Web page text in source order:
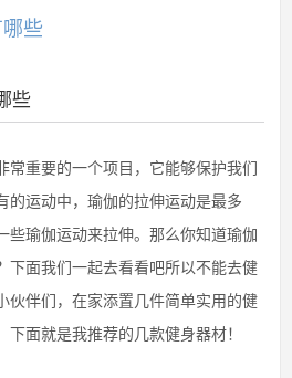
些
些
重要的一个项目，它能够保护我们
的运动中，瑜伽的拉伸运动是最多
些瑜伽运动来拉伸。那么你知道瑜伽
下面我们一起去看看吧所以不能去健
伙伴们，在家添置几件简单实用的健
面就是我推荐的几款健身器材！